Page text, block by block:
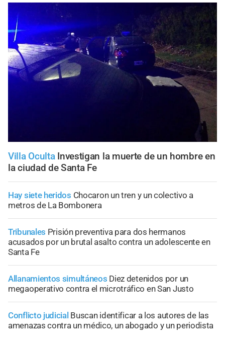
Villa Oculta Investigan la muerte de un hombre en
la ciudad de Santa Fe
Hay siete heridos Chocaron un tren y un colectivo a
metros de La Bombonera
Tribunales Prisión preventiva para dos hermanos
acusados por un brutal asalto contra un adolescente en
Santa Fe
Allanamientos simultáneos Diez detenidos por un
megaoperativo contra el microtráfico en San Justo
Conflicto judicial Buscan identificar a los autores de las
amenazas contra un médico, un abogado y un periodista